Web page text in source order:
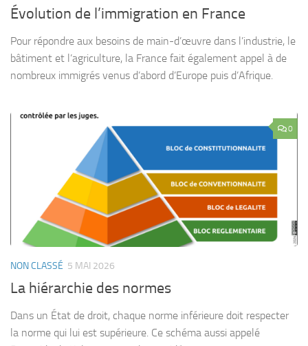
Évolution de l’immigration en France
Pour répondre aux besoins de main-d’œuvre dans l’industrie, le
bâtiment et l’agriculture, la France fait également appel à de
nombreux immigrés venus d’abord d’Europe puis d’Afrique.
0
NON CLASSÉ 5 MAI 2026
La hiérarchie des normes
Dans un État de droit, chaque norme inférieure doit respecter
la norme qui lui est supérieure. Ce schéma aussi appelé